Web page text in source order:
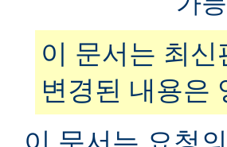
이 문서는 최
변경된 내용은